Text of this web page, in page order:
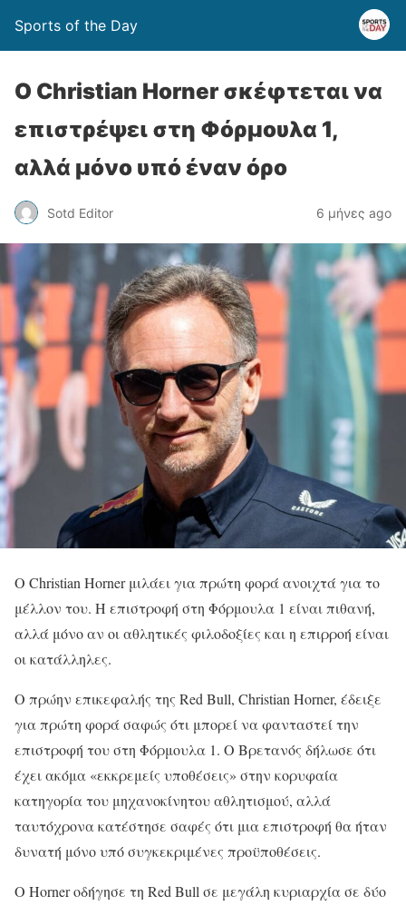
Sports of the Day
Ο Christian Horner σκέφτεται να
επιστρέψει στη Φόρμουλα 1,
αλλά μόνο υπό έναν όρο
Sotd Editor 6 μήνες ago
Ο Christian Horner μιλάει για πρώτη φορά ανοιχτά για το
μέλλον του. Η επιστροφή στη Φόρμουλα 1 είναι πιθανή,
αλλά μόνο αν οι αθλητικές φιλοδοξίες και η επιρροή είναι
οι κατάλληλες.
Ο πρώην επικεφαλής της Red Bull, Christian Horner, έδειξε
για πρώτη φορά σαφώς ότι μπορεί να φανταστεί την
επιστροφή του στη Φόρμουλα 1. Ο Βρετανός δήλωσε ότι
έχει ακόμα «εκκρεμείς υποθέσεις» στην κορυφαία
κατηγορία του μηχανοκίνητου αθλητισμού, αλλά
ταυτόχρονα κατέστησε σαφές ότι μια επιστροφή θα ήταν
δυνατή μόνο υπό συγκεκριμένες προϋποθέσεις.
Ο Horner οδήγησε τη Red Bull σε μεγάλη κυριαρχία σε δύο